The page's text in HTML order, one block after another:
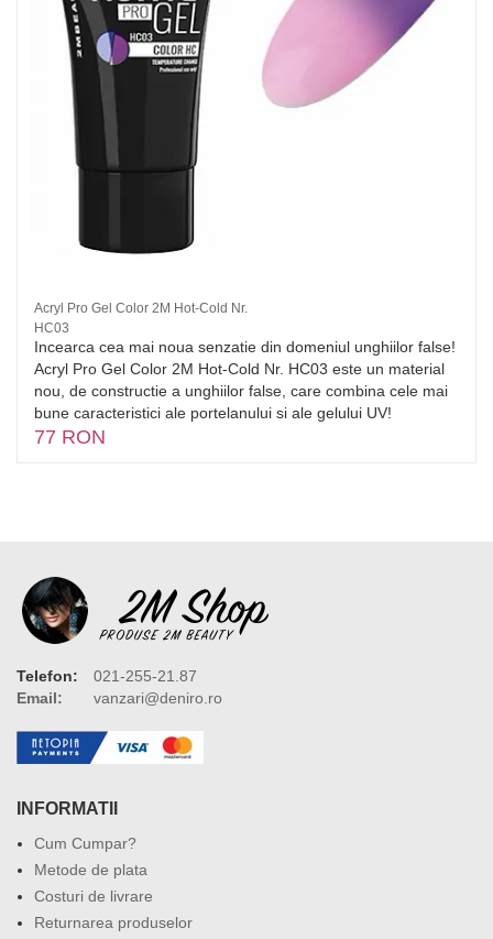
Acryl Pro Gel Color 2M Hot-Cold Nr.
HC03
Incearca cea mai noua senzatie din domeniul unghiilor false!
Acryl Pro Gel Color 2M Hot-Cold Nr. HC03 este un material
nou, de constructie a unghiilor false, care combina cele mai
bune caracteristici ale portelanului si ale gelului UV!
77 RON
Telefon:
021-255-21.87
Email:
vanzari@deniro.ro
INFORMATII
Cum Cumpar?
Metode de plata
Costuri de livrare
Returnarea produselor